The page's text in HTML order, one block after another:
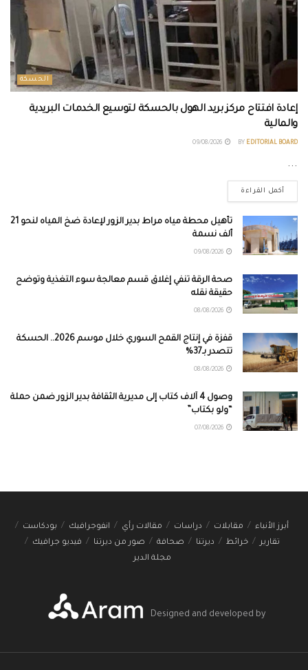
الحسكة
إعادة افتتاح مركز بريد الهول بالحسكة لتوسيع الخدمات البريدية
والمالية
BY EDITORIAL BOARD
...
أكمل القراءة
تأهيل محطة مياه مراط بدير الزور لإعادة ضخ المياه لنحو 21
ألف نسمة
صحة الرقة تنفي إغلاق قسم معالجة سوء التغذية وتوضح
حقيقة نقله
قفزة في إنتاج القمح السوري خلال موسم 2026.. الحسكة
تتصدر بـ37%
وصول 4 آلاف كتاب إلى مديرية الثقافة بدير الزور ضمن حملة
“ولو بكتاب”
أبرز الأنباء مقابلات دراسات مقالات رأي انفوجرافيك
بودكاست
تقارير
خرائط ديرتنا صحافة صور من ديرتنا
فيديو جرافيك
مجلة الدير
Designed and developed by